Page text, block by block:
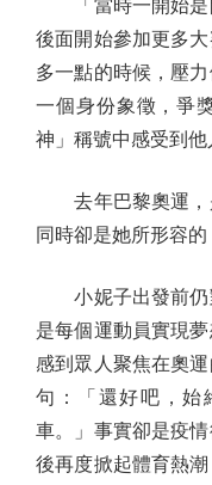
「當時一開始是
後面開始參加更多
多一點的時候，壓
一個身份象徵，爭
神」稱號中感受到他
去年巴黎奧運，
同時卻是她所形容的
小妮子出發前仍
是每個運動員實現
感到眾人聚焦在奧
句：「還好吧，始
車。」事實卻是疫
後再度掀起體育熱